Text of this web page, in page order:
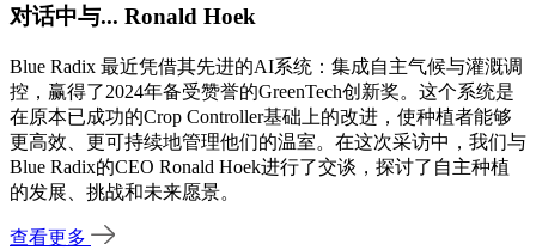
对话中与... Ronald Hoek
Blue Radix 最近凭借其先进的AI系统：集成自主气候与灌溉调
控，赢得了2024年备受赞誉的GreenTech创新奖。这个系统是
在原本已成功的Crop Controller基础上的改进，使种植者能够
更高效、更可持续地管理他们的温室。在这次采访中，我们与
Blue Radix的CEO Ronald Hoek进行了交谈，探讨了自主种植
的发展、挑战和未来愿景。
查看更多